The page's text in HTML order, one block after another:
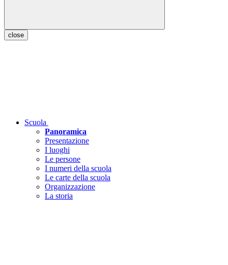
close
Scuola
Panoramica
Presentazione
I luoghi
Le persone
I numeri della scuola
Le carte della scuola
Organizzazione
La storia